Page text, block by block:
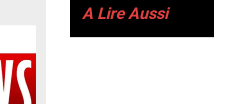
A Lire Aussi